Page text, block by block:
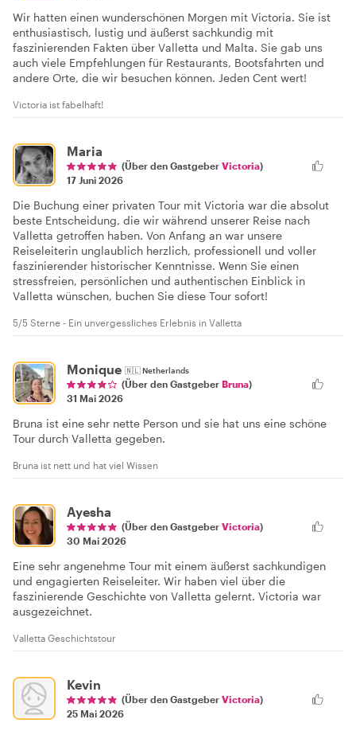
Wir hatten einen wunderschönen Morgen mit Victoria. Sie ist
enthusiastisch, lustig und äußerst sachkundig mit
faszinierenden Fakten über Valletta und Malta. Sie gab uns
auch viele Empfehlungen für Restaurants, Bootsfahrten und
andere Orte, die wir besuchen können. Jeden Cent wert!
Victoria ist fabelhaft!
Maria
(Über den Gastgeber Victoria)
17 Juni 2026
Die Buchung einer privaten Tour mit Victoria war die absolut
beste Entscheidung, die wir während unserer Reise nach
Valletta getroffen haben. Von Anfang an war unsere
Reiseleiterin unglaublich herzlich, professionell und voller
faszinierender historischer Kenntnisse. Wenn Sie einen
stressfreien, persönlichen und authentischen Einblick in
Valletta wünschen, buchen Sie diese Tour sofort!
5/5 Sterne - Ein unvergessliches Erlebnis in Valletta
Monique 🇳🇱Netherlands
(Über den Gastgeber Bruna)
31 Mai 2026
Bruna ist eine sehr nette Person und sie hat uns eine schöne
Tour durch Valletta gegeben.
Bruna ist nett und hat viel Wissen
Ayesha
(Über den Gastgeber Victoria)
30 Mai 2026
Eine sehr angenehme Tour mit einem äußerst sachkundigen
und engagierten Reiseleiter. Wir haben viel über die
faszinierende Geschichte von Valletta gelernt. Victoria war
ausgezeichnet.
Valletta Geschichtstour
Kevin
(Über den Gastgeber Victoria)
25 Mai 2026